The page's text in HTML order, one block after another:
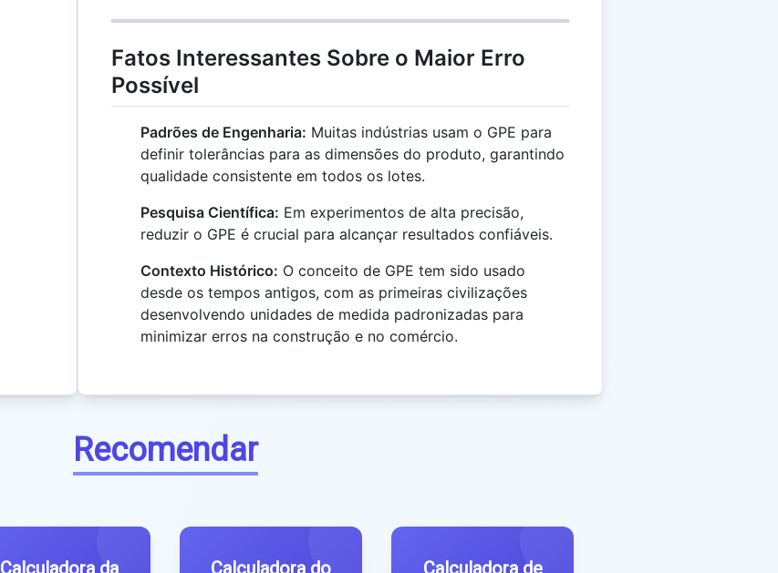
Fatos Interessantes Sobre o Maior Erro
Possível
Padrões de Engenharia: Muitas indústrias usam o GPE para
definir tolerâncias para as dimensões do produto, garantindo
qualidade consistente em todos os lotes.
Pesquisa Científica: Em experimentos de alta precisão,
reduzir o GPE é crucial para alcançar resultados confiáveis.
Contexto Histórico: O conceito de GPE tem sido usado
desde os tempos antigos, com as primeiras civilizações
desenvolvendo unidades de medida padronizadas para
minimizar erros na construção e no comércio.
Recomendar
Calculadora da Calculadora do Calculadora de